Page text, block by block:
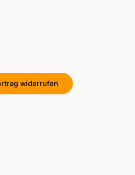
widerrufen